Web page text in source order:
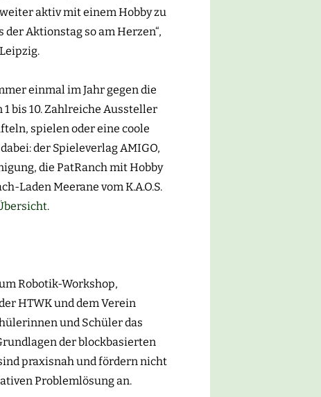
aktiv mit einem Hobby zu
Aktionstag so am Herzen“,
einmal im Jahr gegen die
bis 10. Zahlreiche Aussteller
spielen oder eine coole
der Spieleverlag AMIGO,
die PatRanch mit Hobby
Laden Meerane vom K.A.O.S.
.
Robotik-Workshop,
HTWK und dem Verein
und Schüler das
der blockbasierten
praxisnah und fördern nicht
Problemlösung an.